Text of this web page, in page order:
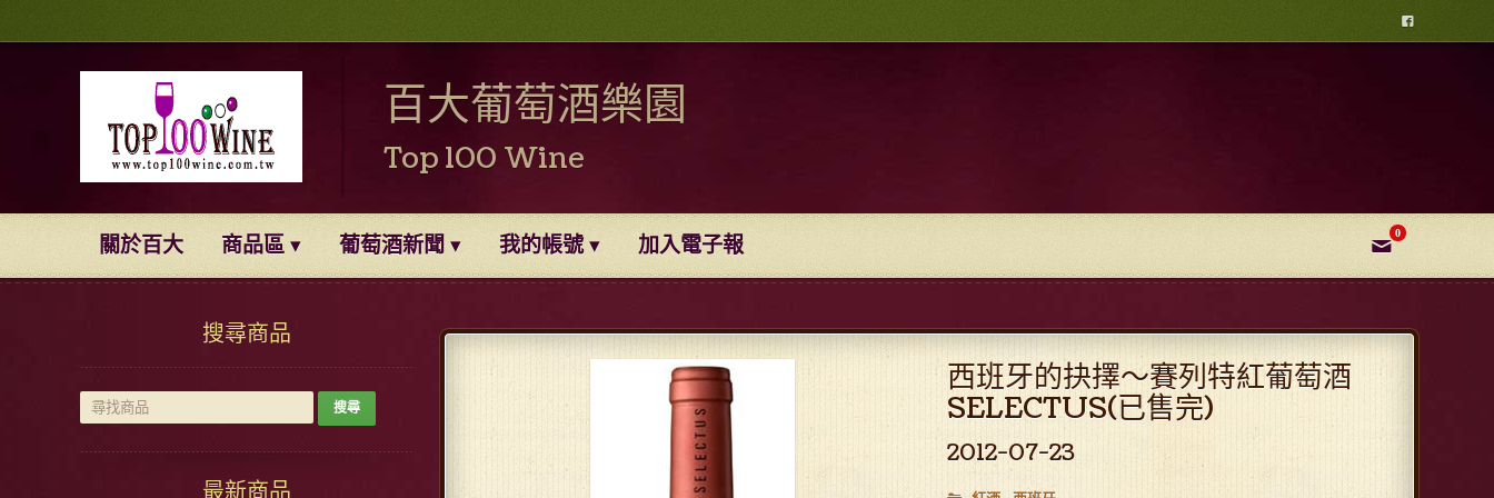

百大葡萄酒樂園
Top 100 Wine
✉
0
關於百大 商品區 葡萄酒新聞 我的帳號 加入電子報
搜尋商品
西班牙的抉擇～賽列特紅葡萄酒
SELECTUS(已售完)
2012-07-23